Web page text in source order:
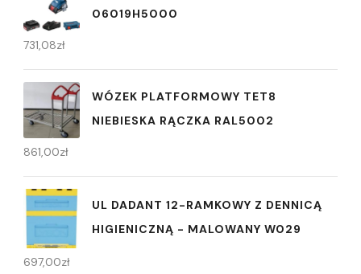
06019H5000
731,08zł
WÓZEK PLATFORMOWY TET8
NIEBIESKA RĄCZKA RAL5002
861,00zł
UL DADANT 12-RAMKOWY Z DENNICĄ
HIGIENICZNĄ - MALOWANY W029
697,00zł